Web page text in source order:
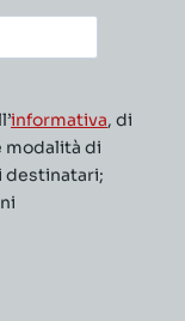
informativa, di
modalità di
destinatari;